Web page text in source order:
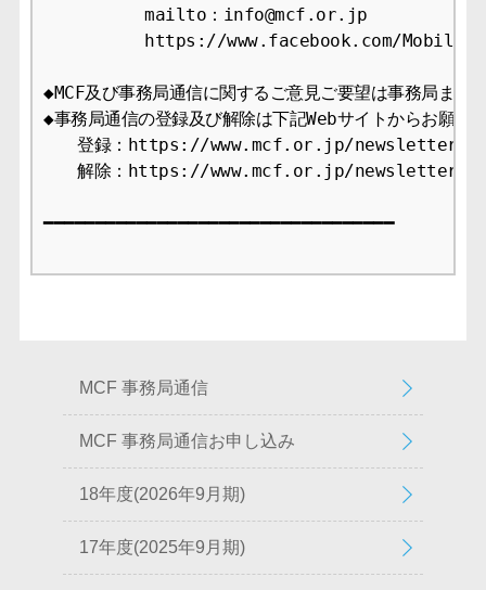
mailto：info@mcf.or.jp
https://www.facebook.com/
◆MCF及び事務局通信に関するご意見ご要望は事務局まで
◆事務局通信の登録及び解除は下記Webサイトからお願い
登録：https://www.mcf.or.jp/newsletter/
解除：https://www.mcf.or.jp/newsletter/
━━━━━━━━━━━━━━━━━━━━━━━━━━━━━━━━━━
MCF 事務局通信
MCF 事務局通信お申し込み
18年度(2026年9月期)
17年度(2025年9月期)